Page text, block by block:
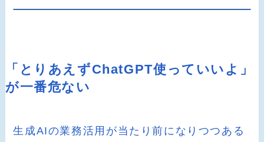
「とりあえずChatGPT使っていいよ」
が一番危ない
生成AIの業務活用が当たり前になりつつある